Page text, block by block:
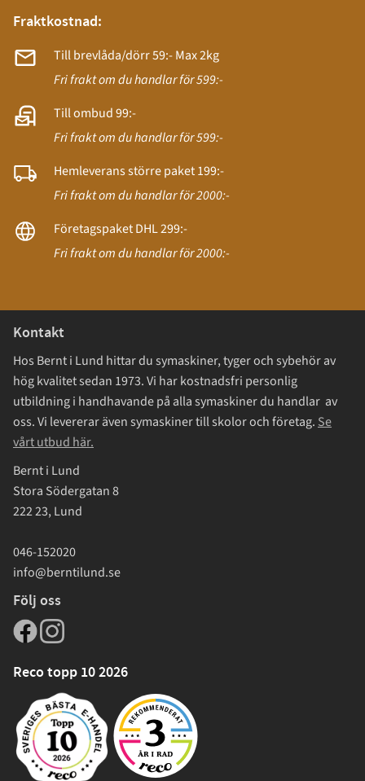
Fraktkostnad:
Till brevlåda/dörr 59:- Max 2kg
Fri frakt om du handlar för 599:-
Till ombud 99:-
Fri frakt om du handlar för 599:-
Hemleverans större paket 199:-
Fri frakt om du handlar för 2000:-
Företagspaket DHL 299:-
Fri frakt om du handlar för 2000:-
Kontakt
Hos Bernt i Lund hittar du symaskiner, tyger och sybehör av
hög kvalitet sedan 1973. Vi har kostnadsfri personlig
utbildning i handhavande på alla symaskiner du handlar av
oss. Vi levererar även symaskiner till skolor och företag. Se
vårt utbud här.
Bernt i Lund
Stora Södergatan 8
222 23, Lund
046-152020
info@berntilund.se
Följ oss
Reco topp 10 2026